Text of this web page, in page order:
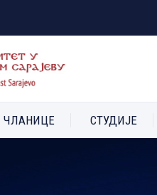
ЧЛАНИЦЕ СТУДИЈЕ